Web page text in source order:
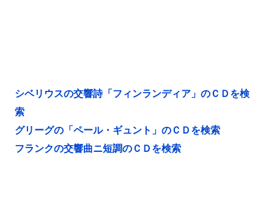
シベリウスの交響詩「フィンランディア」のＣＤを検
索
グリーグの「ペール・ギュント」のＣＤを検索
フランクの交響曲ニ短調のＣＤを検索